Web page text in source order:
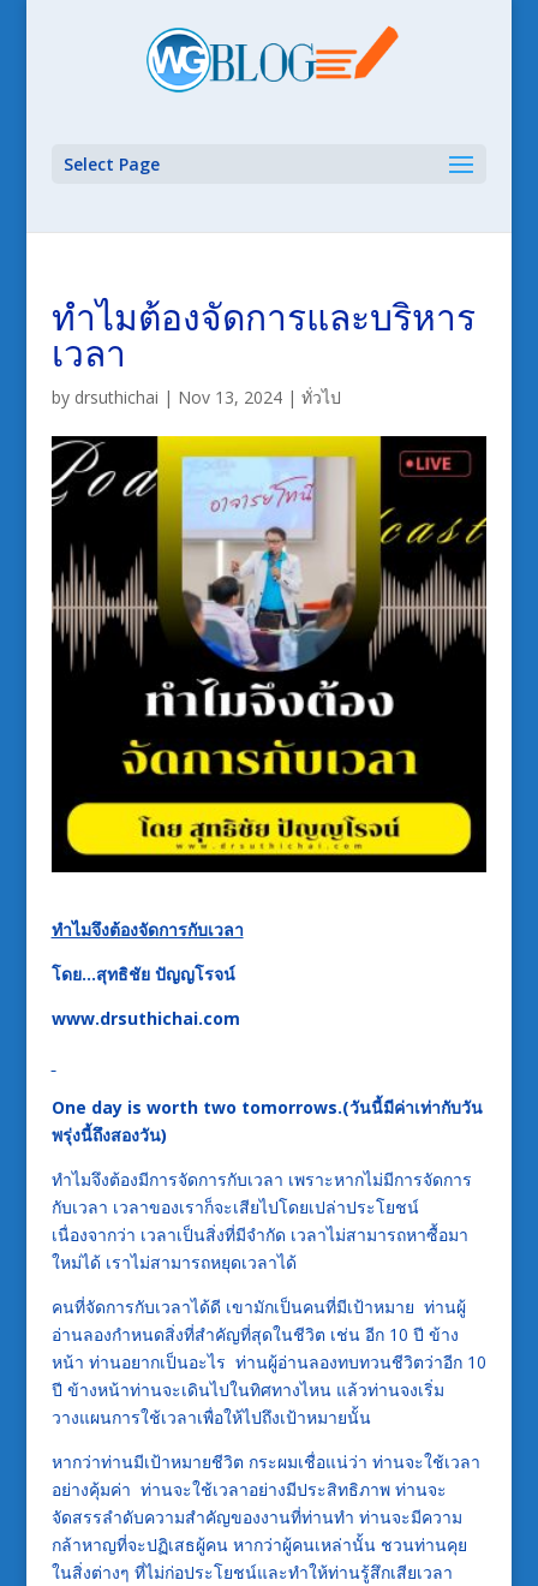
Select Page
ทำไมต้องจัดการและบริหาร
เวลา
by drsuthichai | Nov 13, 2024| ทั่วไป
ทำไมจึงต้องจัดการกับเวลา
โดย…สุทธิชัย ปัญญโรจน์
www.drsuthichai.com
One day is worth two tomorrows.(วันนี้มีค่าเท่ากับวัน
พรุ่งนี้ถึงสองวัน)
ทำไมจึงต้องมีการจัดการกับเวลา เพราะหากไม่มีการจัดการ
กับเวลา เวลาของเราก็จะเสียไปโดยเปล่าประโยชน์
เนื่องจากว่า เวลาเป็นสิ่งที่มีจำกัด เวลาไม่สามารถหาซื้อมา
ใหม่ได้ เราไม่สามารถหยุดเวลาได้
คนที่จัดการกับเวลาได้ดี เขามักเป็นคนที่มีเป้าหมาย ท่านผู้
อ่านลองกำหนดสิ่งที่สำคัญที่สุดในชีวิต เช่น อีก 10 ปี ข้าง
หน้า ท่านอยากเป็นอะไร ท่านผู้อ่านลองทบทวนชีวิตว่าอีก 10
ปี ข้างหน้าท่านจะเดินไปในทิศทางไหน แล้วท่านจงเริ่ม
วางแผนการใช้เวลาเพื่อให้ไปถึงเป้าหมายนั้น
หากว่าท่านมีเป้าหมายชีวิต กระผมเชื่อแน่ว่า ท่านจะใช้เวลา
อย่างคุ้มค่า ท่านจะใช้เวลาอย่างมีประสิทธิภาพ ท่านจะ
จัดสรรลำดับความสำคัญของงานที่ท่านทำ ท่านจะมีความ
กล้าหาญที่จะปฏิเสธผู้คน หากว่าผู้คนเหล่านั้น ชวนท่านคุย
ในสิ่งต่างๆ ที่ไม่ก่อประโยชน์และทำให้ท่านรู้สึกเสียเวลา